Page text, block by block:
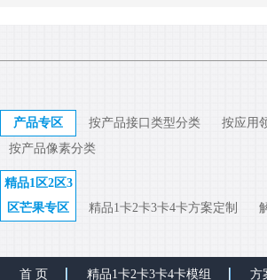
产品专区 按产品接口类型分类 按应用
按产品像素分类
精品1区2区3
区芒果专区
精品1卡2卡3卡4卡方案定制
首 页 精品1卡2卡3卡4卡模组 方